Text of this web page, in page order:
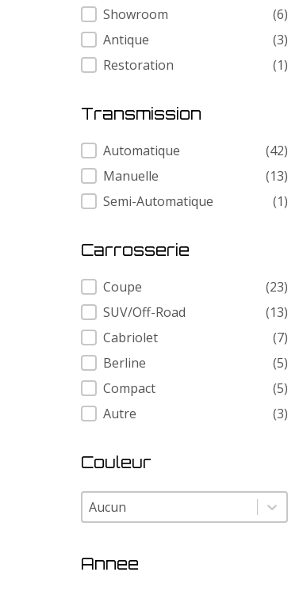
Showroom
(6)
Antique
(3)
Restoration
(1)
Transmission
Transmission
Automatique
(42)
Manuelle
(13)
Semi-Automatique
(1)
Carrosserie
Carrosserie
Coupe
(23)
SUV/Off-Road
(13)
Cabriolet
(7)
Berline
(5)
Compact
(5)
Autre
(3)
Couleur
Couleur
Couleur
Annee